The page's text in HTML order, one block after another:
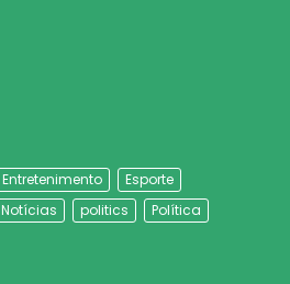
Entretenimento
Esporte
Notícias politics
Política